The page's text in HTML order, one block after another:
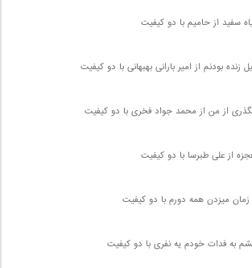
سفید از حامیم با دو کیفیت
زنده بودنم از امیر بارانی بهبهانی با دو کیفیت
از من از محمد جواد فخری با دو کیفیت
از علی طبرسا با دو کیفیت
زمان میزدن همه دورم با دو کیفیت
به فدات خودم یه نفری با دو کیفیت